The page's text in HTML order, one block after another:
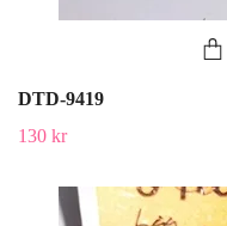
DTD-9419
130 kr